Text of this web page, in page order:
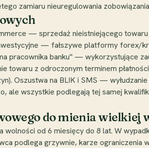
zamiaru nieuregulowania
— sprzedaż nieistniejącego towaru
— fałszywe platformy forex/
pracownika banku" — wykorzystujące
towaru z odroczonym terminem
Oszustwa na BLIK i SMS —
ale wszystkie podlegają tej samej
do mienia wielkiej
od 6 miesięcy do 8 lat. W
podlega grzywnie, karze ograniczenia